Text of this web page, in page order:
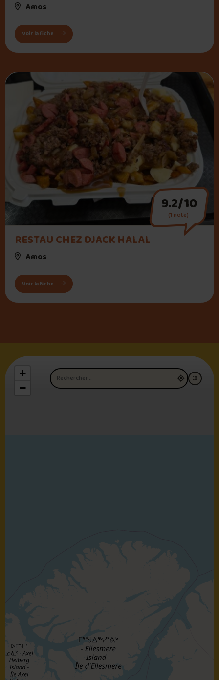
Amos
Voir la fiche : Cantine dans le parking – Guillaume Déneigement
RESTAU CHEZ DJACK HALAL
Amos
9.2/10
(1 note)
Voir la fiche : RESTAU CHEZ DJACK HALAL
Nom du restaurant
+
−